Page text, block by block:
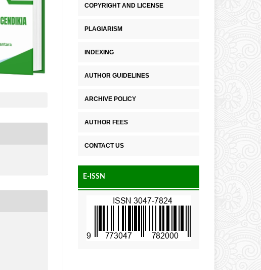
COPYRIGHT AND LICENSE
PLAGIARISM
INDEXING
AUTHOR GUIDELINES
ARCHIVE POLICY
AUTHOR FEES
CONTACT US
E-ISSN